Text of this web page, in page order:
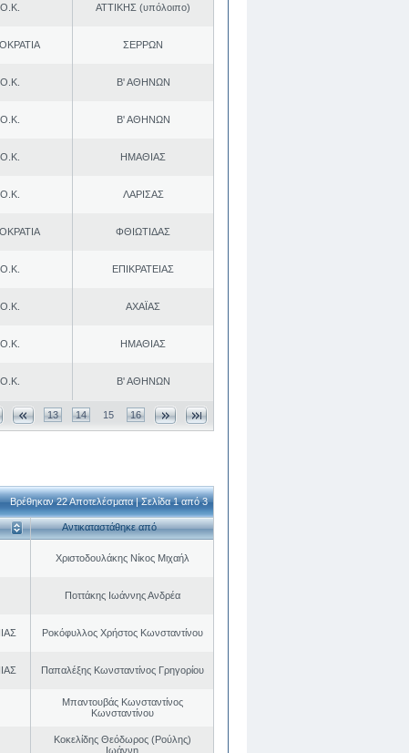
ΑΤΤΙΚΗΣ (υπόλοιπο)
ΣΕΡΡΩΝ
Β' ΑΘΗΝΩΝ
Β' ΑΘΗΝΩΝ
ΗΜΑΘΙΑΣ
ΛΑΡΙΣΑΣ
ΦΘΙΩΤΙΔΑΣ
ΕΠΙΚΡΑΤΕΙΑΣ
ΑΧΑΪΑΣ
ΗΜΑΘΙΑΣ
Β' ΑΘΗΝΩΝ
13 14 15 16
Βρέθηκαν 22 Αποτελέσματα | Σελίδα 1 από 3
Αντικαταστάθηκε από
Χριστοδουλάκης Νίκος Μιχαήλ
Ποττάκης Ιωάννης Ανδρέα
Ροκόφυλλος Χρήστος Κωνσταντίνου
Παπαλέξης Κωνσταντίνος Γρηγορίου
Μπαντουβάς Κωνσταντίνος
Κωνσταντίνου
Κοκελίδης Θεόδωρος (Ρούλης)
Ιωάννη